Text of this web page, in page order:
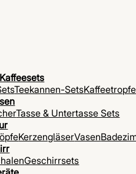
Teekannen-Sets
Tasse & Untertasse Sets
KerzengläserVasen
Geschirrsets